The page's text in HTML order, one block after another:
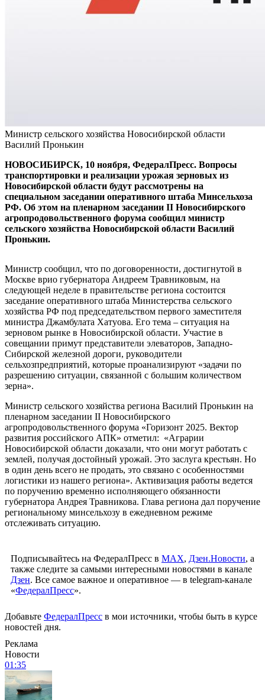
Министр сельского хозяйства Новосибирской области
Василий Пронькин
НОВОСИБИРСК, 10 ноября, ФедералПресс. Вопросы
транспортировки и реализации урожая зерновых из
Новосибирской области будут рассмотрены на
специальном заседании оперативного штаба Минсельхоза
РФ. Об этом на пленарном заседании II Новосибирского
агропродовольственного форума сообщил министр
сельского хозяйства Новосибирской области Василий
Пронькин.
Министр сообщил, что по договоренности, достигнутой в
Москве врио губернатора Андреем Травниковым, на
следующей неделе в правительстве региона состоится
заседание оперативного штаба Министерства сельского
хозяйства РФ под председательством первого заместителя
министра Джамбулата Хатуова. Его тема – ситуация на
зерновом рынке в Новосибирской области. Участие в
совещании примут представители элеваторов, Западно-
Сибирской железной дороги, руководители
сельхозпредприятий, которые проанализируют «задачи по
разрешению ситуации, связанной с большим количеством
зерна».
Министр сельского хозяйства региона Василий Пронькин на
пленарном заседании II Новосибирского
агропродовольственного форума «Горизонт 2025. Вектор
развития российского АПК» отметил: «Аграрии
Новосибирской области доказали, что они могут работать с
землей, получая достойный урожай. Это заслуга крестьян. Но
в один день всего не продать, это связано с особенностями
логистики из нашего региона». Активизация работы ведется
по поручению временно исполняющего обязанности
губернатора Андрея Травникова. Глава региона дал поручение
региональному минсельхозу в ежедневном режиме
отслеживать ситуацию.
Подписывайтесь на ФедералПресс в МАХ, Дзен.Новости, а
также следите за самыми интересными новостями в канале
Дзен. Все самое важное и оперативное — в telegram-канале
«ФедералПресс».
Добавьте ФедералПресс в мои источники, чтобы быть в курсе
новостей дня.
Реклама
Новости
01:35